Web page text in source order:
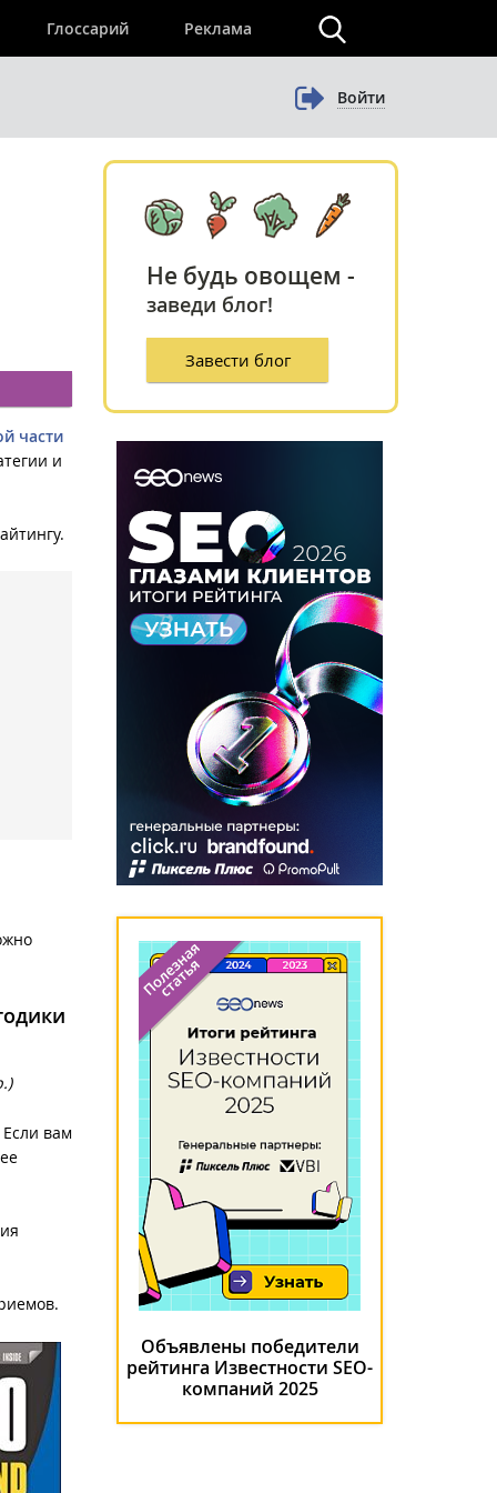
Глоссарий Реклама
Войти
части
и
вам
Не будь овощем -
заведи блог!
Завести блог
Объявлены победители
рейтинга Известности SEO-
компаний 2025